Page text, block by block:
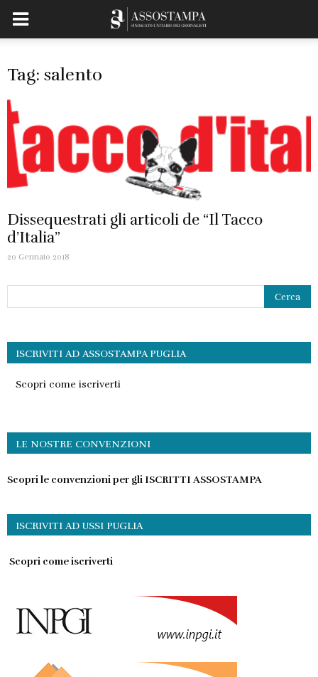
Tag: salento
Dissequestrati gli articoli de “Il Tacco
d’Italia”
20 Gennaio 2018
ISCRIVITI AD ASSOSTAMPA PUGLIA
Scopri come iscriverti
LE NOSTRE CONVENZIONI
Scopri le convenzioni per gli ISCRITTI ASSOSTAMPA
ISCRIVITI AD USSI PUGLIA
Scopri come iscriverti